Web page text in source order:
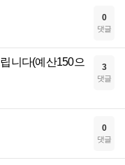
0
댓글
니다(예산150으
3
댓글
0
댓글